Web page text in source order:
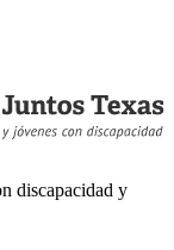
discapacidad y